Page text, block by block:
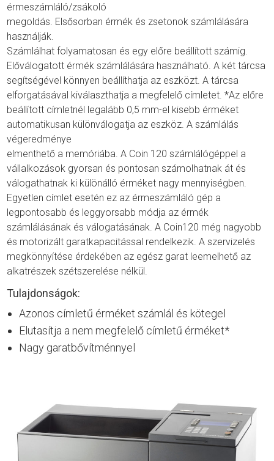
érmeszámláló/zsákoló
megoldás. Elsősorban érmék és zsetonok számlálására
használják.
Számlálhat folyamatosan és egy előre beállított számig.
Előválogatott érmék számlálására használható. A két tárcsa
segítségével könnyen beállíthatja az eszközt. A tárcsa
elforgatásával kiválaszthatja a megfelelő címletet. *Az előre
beállított címletnél legalább 0,5 mm-el kisebb érméket
automatikusan különválogatja az eszköz. A számlálás
végeredménye
elmenthető a memóriába. A Coin 120 számlálógéppel a
vállalkozások gyorsan és pontosan számolhatnak át és
válogathatnak ki különálló érméket nagy mennyiségben.
Egyetlen címlet esetén ez az érmeszámláló gép a
legpontosabb és leggyorsabb módja az érmék
számlálásának és válogatásának. A Coin120 még nagyobb
és motorizált garatkapacitással rendelkezik. A szervizelés
megkönnyítése érdekében az egész garat leemelhető az
alkatrészek szétszerelése nélkül.
Tulajdonságok:
Azonos címletű érméket számlál és kötegel
Elutasítja a nem megfelelő címletű érméket*
Nagy garatbővítménnyel